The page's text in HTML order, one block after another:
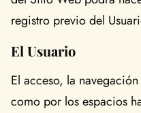
registro previo del
El Usuario
El acceso, la
como por los espacios